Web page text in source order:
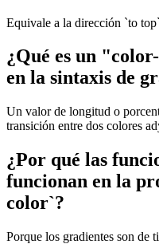
Equivale a la dirección `to
¿Qué es un
en la sintaxis de
Un valor de longitud o
transición entre dos colores
¿Por qué las
funcionan en la
color`?
Porque los gradientes son